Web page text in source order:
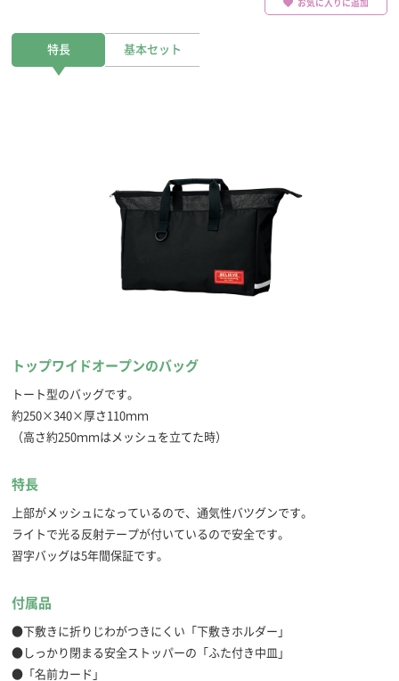
お気に入りに追加
特長 基本セット
トップワイドオープンのバッグ
トート型のバッグです。
約250×340×厚さ110ｍｍ
（高さ約250ｍｍはメッシュを立てた時）
特長
上部がメッシュになっているので、通気性バツグンです。
ライトで光る反射テープが付いているので安全です。
習字バッグは5年間保証です。
付属品
●下敷きに折りじわがつきにくい「下敷きホルダー」
●しっかり閉まる安全ストッパーの「ふた付き中皿」
●「名前カード」